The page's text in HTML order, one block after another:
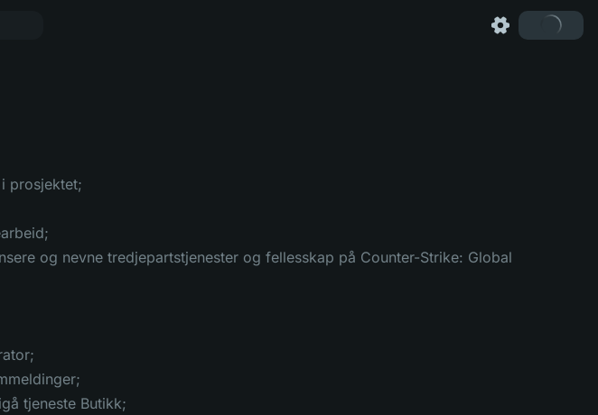
prosjektet;
og nevne tredjepartstjenester og fellesskap på Counter-Strike: Global
tjeneste Butikk;